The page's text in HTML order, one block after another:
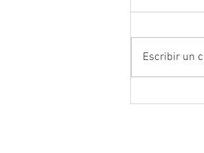
Escribir un